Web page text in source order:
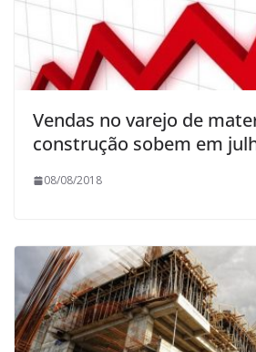
Vendas no varejo de
construção sobem em
08/08/2018